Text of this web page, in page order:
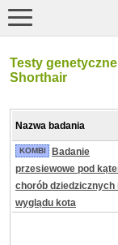
Testy
Shorthair
Nazwa badania
KOMBI
Badanie
przesiewowe pod
chorób dziedzicznych
wyglądu kota